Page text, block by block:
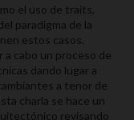
el uso de traits,
paradigma de la
estos casos.
a cabo un proceso de
dando lugar a
a tenor de
charla se hace un
revisando